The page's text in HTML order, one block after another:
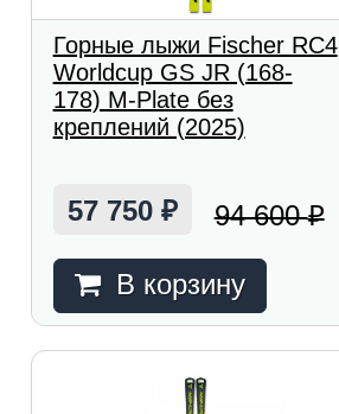
Горные лыжи Fischer RC4
Worldcup GS JR (168-
178) M-Plate без
креплений (2025)
57 750 ₽ 94 600₽
В корзину